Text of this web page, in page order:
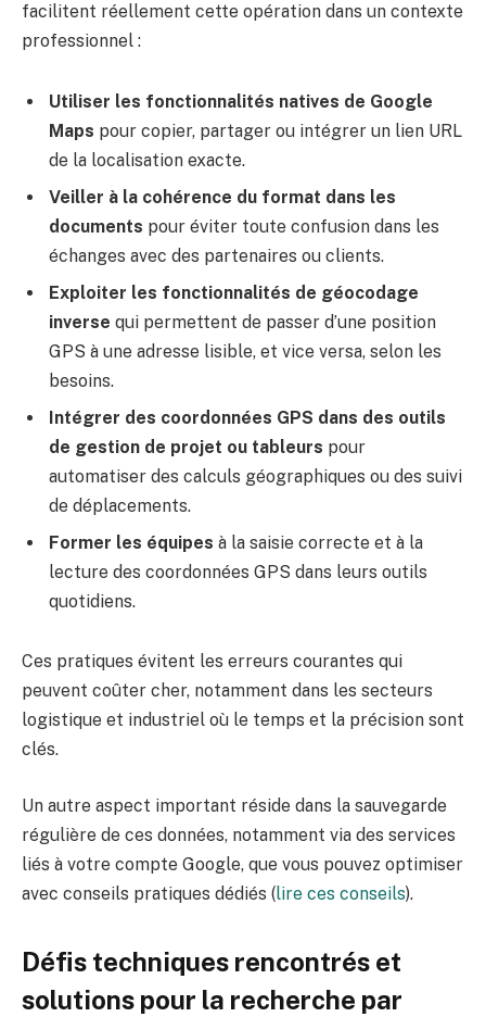
facilitent réellement cette opération dans un contexte
professionnel :
Utiliser les fonctionnalités natives de Google
Maps pour copier, partager ou intégrer un lien URL
de la localisation exacte.
Veiller à la cohérence du format dans les
documents pour éviter toute confusion dans les
échanges avec des partenaires ou clients.
Exploiter les fonctionnalités de géocodage
inverse qui permettent de passer d’une position
GPS à une adresse lisible, et vice versa, selon les
besoins.
Intégrer des coordonnées GPS dans des outils
de gestion de projet ou tableurs pour
automatiser des calculs géographiques ou des suivi
de déplacements.
Former les équipes à la saisie correcte et à la
lecture des coordonnées GPS dans leurs outils
quotidiens.
Ces pratiques évitent les erreurs courantes qui
peuvent coûter cher, notamment dans les secteurs
logistique et industriel où le temps et la précision sont
clés.
Un autre aspect important réside dans la sauvegarde
régulière de ces données, notamment via des services
liés à votre compte Google, que vous pouvez optimiser
avec conseils pratiques dédiés (lire ces conseils).
Défis techniques rencontrés et
solutions pour la recherche par